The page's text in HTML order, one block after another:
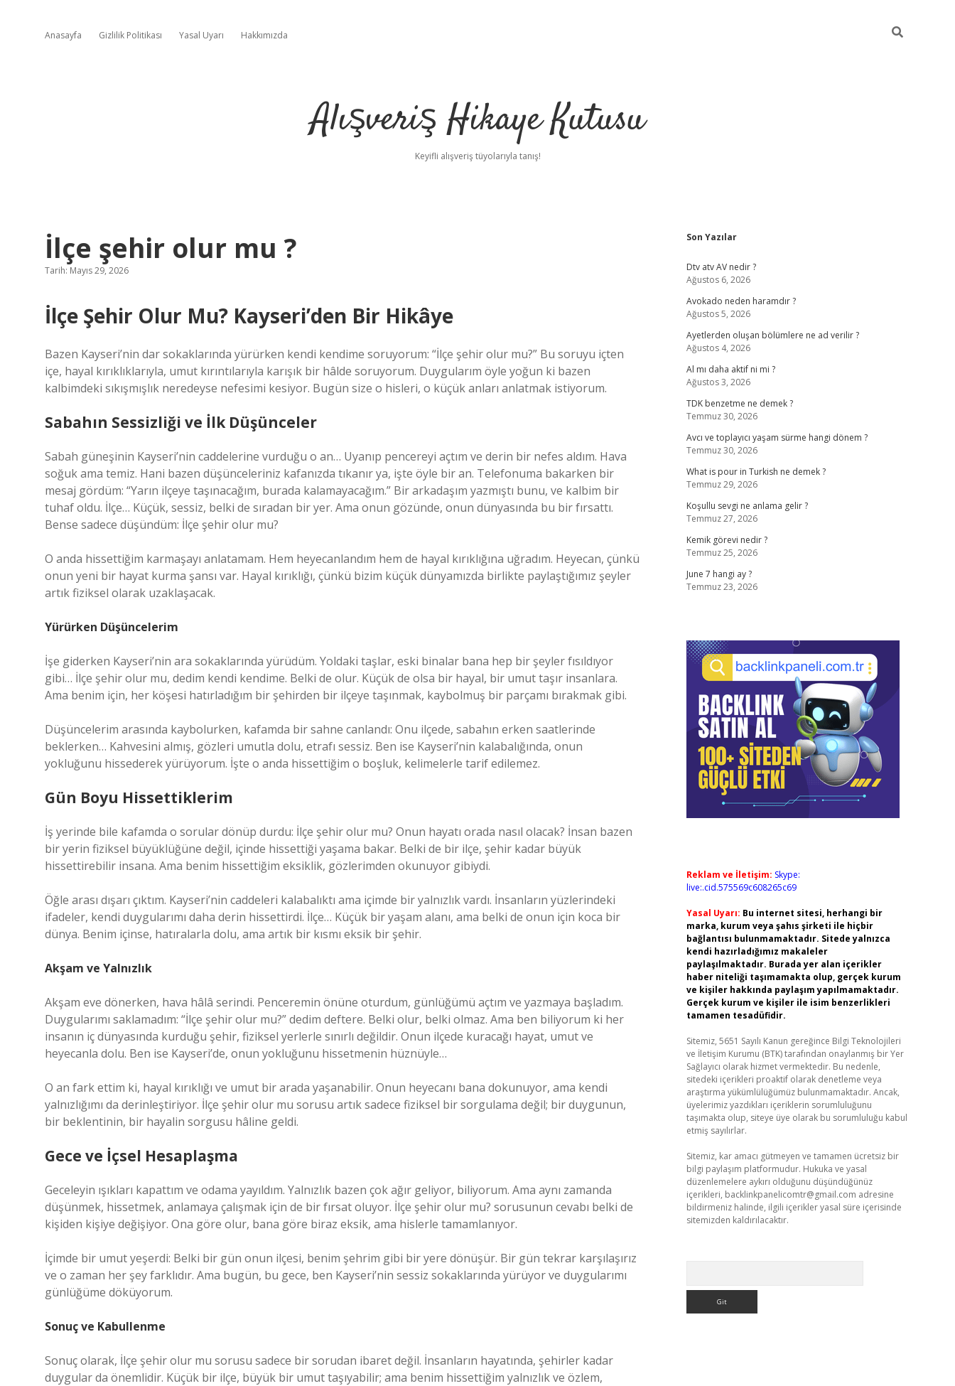
Anasayfa Gizlilik Politikası Yasal Uyarı Hakkımızda
Alışveriş Hikaye Kutusu
Keyifli alışveriş tüyolarıyla tanış!
İlçe şehir olur mu ?
Tarih: Mayıs 29, 2026
İlçe Şehir Olur Mu? Kayseri’den Bir Hikâye
Bazen Kayseri’nin dar sokaklarında yürürken kendi kendime soruyorum: “İlçe şehir olur mu?” Bu soruyu içten
içe, hayal kırıklıklarıyla, umut kırıntılarıyla karışık bir hâlde soruyorum. Duygularım öyle yoğun ki bazen
kalbimdeki sıkışmışlık neredeyse nefesimi kesiyor. Bugün size o hisleri, o küçük anları anlatmak istiyorum.
Sabahın Sessizliği ve İlk Düşünceler
Sabah güneşinin Kayseri’nin caddelerine vurduğu o an… Uyanıp pencereyi açtım ve derin bir nefes aldım. Hava
soğuk ama temiz. Hani bazen düşünceleriniz kafanızda tıkanır ya, işte öyle bir an. Telefonuma bakarken bir
mesaj gördüm: “Yarın ilçeye taşınacağım, burada kalamayacağım.” Bir arkadaşım yazmıştı bunu, ve kalbim bir
tuhaf oldu. İlçe… Küçük, sessiz, belki de sıradan bir yer. Ama onun gözünde, onun dünyasında bu bir fırsattı.
Bense sadece düşündüm: İlçe şehir olur mu?
O anda hissettiğim karmaşayı anlatamam. Hem heyecanlandım hem de hayal kırıklığına uğradım. Heyecan, çünkü
onun yeni bir hayat kurma şansı var. Hayal kırıklığı, çünkü bizim küçük dünyamızda birlikte paylaştığımız şeyler
artık fiziksel olarak uzaklaşacak.
Yürürken Düşüncelerim
İşe giderken Kayseri’nin ara sokaklarında yürüdüm. Yoldaki taşlar, eski binalar bana hep bir şeyler fısıldıyor
gibi… İlçe şehir olur mu, dedim kendi kendime. Belki de olur. Küçük de olsa bir hayal, bir umut taşır insanlara.
Ama benim için, her köşesi hatırladığım bir şehirden bir ilçeye taşınmak, kaybolmuş bir parçamı bırakmak gibi.
Düşüncelerim arasında kaybolurken, kafamda bir sahne canlandı: Onu ilçede, sabahın erken saatlerinde
beklerken… Kahvesini almış, gözleri umutla dolu, etrafı sessiz. Ben ise Kayseri’nin kalabalığında, onun
yokluğunu hissederek yürüyorum. İşte o anda hissettiğim o boşluk, kelimelerle tarif edilemez.
Gün Boyu Hissettiklerim
İş yerinde bile kafamda o sorular dönüp durdu: İlçe şehir olur mu? Onun hayatı orada nasıl olacak? İnsan bazen
bir yerin fiziksel büyüklüğüne değil, içinde hissettiği yaşama bakar. Belki de bir ilçe, şehir kadar büyük
hissettirebilir insana. Ama benim hissettiğim eksiklik, gözlerimden okunuyor gibiydi.
Öğle arası dışarı çıktım. Kayseri’nin caddeleri kalabalıktı ama içimde bir yalnızlık vardı. İnsanların yüzlerindeki
ifadeler, kendi duygularımı daha derin hissettirdi. İlçe… Küçük bir yaşam alanı, ama belki de onun için koca bir
dünya. Benim içinse, hatıralarla dolu, ama artık bir kısmı eksik bir şehir.
Akşam ve Yalnızlık
Akşam eve dönerken, hava hâlâ serindi. Penceremin önüne oturdum, günlüğümü açtım ve yazmaya başladım.
Duygularımı saklamadım: “İlçe şehir olur mu?” dedim deftere. Belki olur, belki olmaz. Ama ben biliyorum ki her
insanın iç dünyasında kurduğu şehir, fiziksel yerlerle sınırlı değildir. Onun ilçede kuracağı hayat, umut ve
heyecanla dolu. Ben ise Kayseri’de, onun yokluğunu hissetmenin hüznüyle…
O an fark ettim ki, hayal kırıklığı ve umut bir arada yaşanabilir. Onun heyecanı bana dokunuyor, ama kendi
yalnızlığımı da derinleştiriyor. İlçe şehir olur mu sorusu artık sadece fiziksel bir sorgulama değil; bir duygunun,
bir beklentinin, bir hayalin sorgusu hâline geldi.
Gece ve İçsel Hesaplaşma
Geceleyin ışıkları kapattım ve odama yayıldım. Yalnızlık bazen çok ağır geliyor, biliyorum. Ama aynı zamanda
düşünmek, hissetmek, anlamaya çalışmak için de bir fırsat oluyor. İlçe şehir olur mu? sorusunun cevabı belki de
kişiden kişiye değişiyor. Ona göre olur, bana göre biraz eksik, ama hislerle tamamlanıyor.
İçimde bir umut yeşerdi: Belki bir gün onun ilçesi, benim şehrim gibi bir yere dönüşür. Bir gün tekrar karşılaşırız
ve o zaman her şey farklıdır. Ama bugün, bu gece, ben Kayseri’nin sessiz sokaklarında yürüyor ve duygularımı
günlüğüme döküyorum.
Sonuç ve Kabullenme
Sonuç olarak, İlçe şehir olur mu sorusu sadece bir sorudan ibaret değil. İnsanların hayatında, şehirler kadar
duygular da önemlidir. Küçük bir ilçe, büyük bir umut taşıyabilir; ama benim hissettiğim yalnızlık ve özlem,
Sidebar
Son Yazılar
Dtv atv AV nedir ?
Ağustos 6, 2026
Avokado neden haramdır ?
Ağustos 5, 2026
Ayetlerden oluşan bölümlere ne ad verilir ?
Ağustos 4, 2026
Al mı daha aktif ni mi ?
Ağustos 3, 2026
TDK benzetme ne demek ?
Temmuz 30, 2026
Avcı ve toplayıcı yaşam sürme hangi dönem ?
Temmuz 30, 2026
What is pour in Turkish ne demek ?
Temmuz 29, 2026
Koşullu sevgi ne anlama gelir ?
Temmuz 27, 2026
Kemik görevi nedir ?
Temmuz 25, 2026
June 7 hangi ay ?
Temmuz 23, 2026
Reklam ve İletişim: Skype:
live:.cid.575569c608265c69
Yasal Uyarı: Bu internet sitesi, herhangi bir
marka, kurum veya şahıs şirketi ile hiçbir
bağlantısı bulunmamaktadır. Sitede yalnızca
kendi hazırladığımız makaleler
paylaşılmaktadır. Burada yer alan içerikler
haber niteliği taşımamakta olup, gerçek kurum
ve kişiler hakkında paylaşım yapılmamaktadır.
Gerçek kurum ve kişiler ile isim benzerlikleri
tamamen tesadüfidir.
Sitemiz, 5651 Sayılı Kanun gereğince Bilgi Teknolojileri
ve İletişim Kurumu (BTK) tarafından onaylanmış bir Yer
Sağlayıcı olarak hizmet vermektedir. Bu nedenle,
sitedeki içerikleri proaktif olarak denetleme veya
araştırma yükümlülüğümüz bulunmamaktadır. Ancak,
üyelerimiz yazdıkları içeriklerin sorumluluğunu
taşımakta olup, siteye üye olarak bu sorumluluğu kabul
etmiş sayılırlar.
Sitemiz, kar amacı gütmeyen ve tamamen ücretsiz bir
bilgi paylaşım platformudur. Hukuka ve yasal
düzenlemelere aykırı olduğunu düşündüğünüz
içerikleri, backlinkpanelicomtr@gmail.com adresine
bildirmeniz halinde, ilgili içerikler yasal süre içerisinde
sitemizden kaldırılacaktır.